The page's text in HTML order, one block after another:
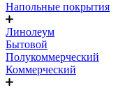
Напольные покрытия
Линолеум
Бытовой
Полукоммерческий
Коммерческий